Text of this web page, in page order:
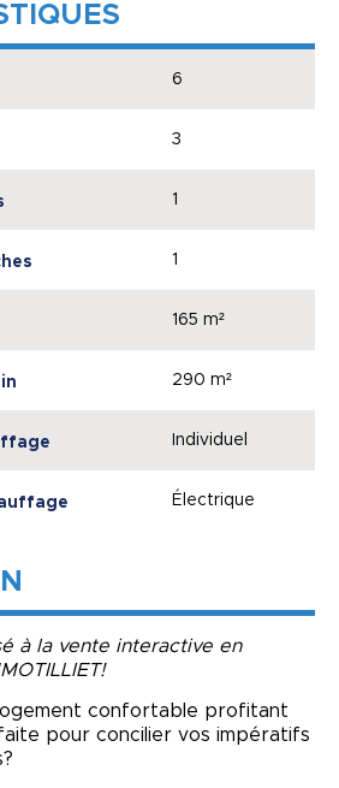
6
3
1
1
165 m²
290 m²
Individuel
Électrique
à la vente interactive en
confortable profitant
pour concilier vos impératifs